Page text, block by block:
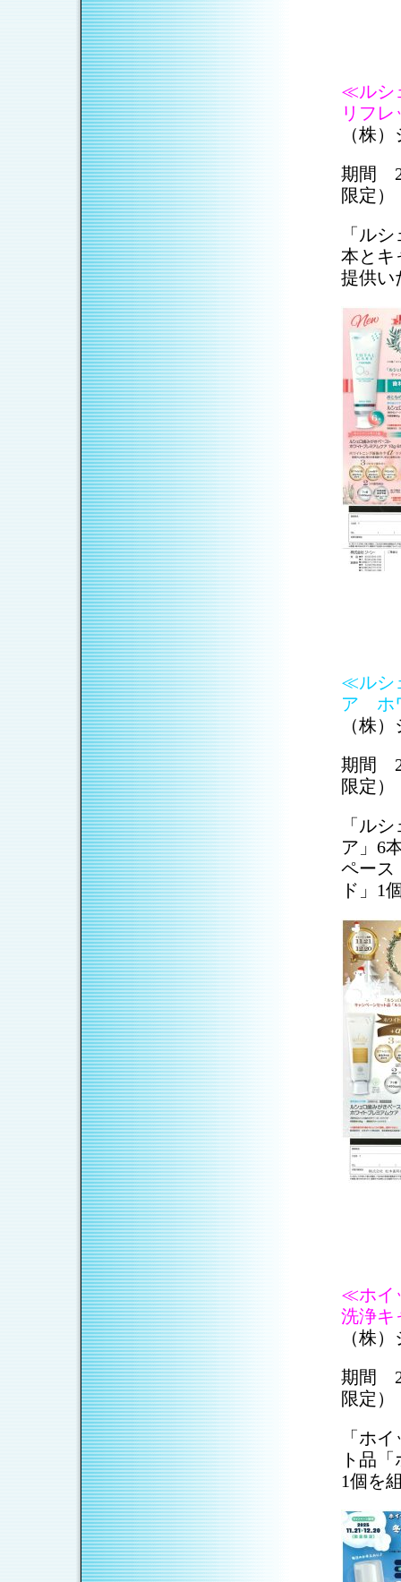
≪ルシ
リフ
（株
期間
限定）
「ル
本とキ
提供い
≪ルシ
ア ホ
（株
期間
限定）
「ル
ア」6
ペース
ド」1
≪ホイ
洗浄
（株
期間
限定）
「ホ
ト品
1個を